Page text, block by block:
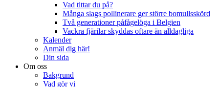
Vad tittar du på?
Många slags pollinerare ger större bomullsskörd
Två generationer påfågelöga i Belgien
Vackra fjärilar skyddas oftare än alldagliga
Kalender
Anmäl dig här!
Din sida
Om oss
Bakgrund
Vad gör vi